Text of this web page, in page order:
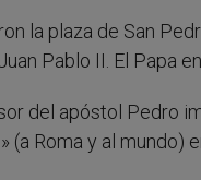
la plaza de San
Pablo II. El Papa
del apóstol Pedro
(a Roma y al